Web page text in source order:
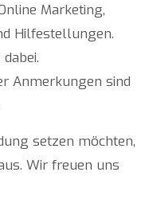
Marketing,
Hilfestellungen.
Anmerkungen sind
setzen möchten,
Wir freuen uns